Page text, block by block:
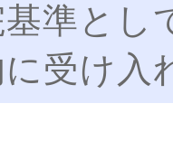
準とし
受け入